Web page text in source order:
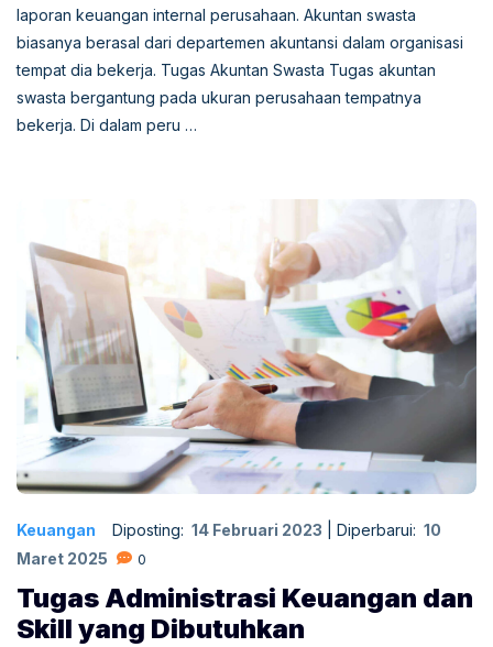
laporan keuangan internal perusahaan. Akuntan swasta
biasanya berasal dari departemen akuntansi dalam organisasi
tempat dia bekerja. Tugas Akuntan Swasta Tugas akuntan
swasta bergantung pada ukuran perusahaan tempatnya
bekerja. Di dalam peru …
Keuangan Diposting: 14 Februari 2023 Diperbarui: 10
Maret 2025
0
Tugas Administrasi Keuangan dan
Skill yang Dibutuhkan